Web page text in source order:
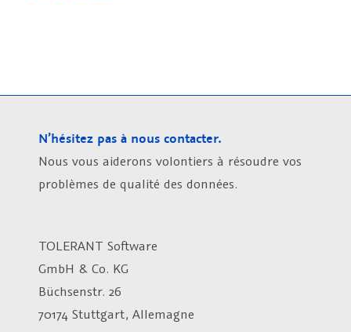
N’hésitez pas à nous contacter.
Nous vous aiderons volontiers à résoudre vos
problèmes de qualité des données.
TOLERANT Software
GmbH & Co. KG
Büchsenstr. 26
70174 Stuttgart, Allemagne